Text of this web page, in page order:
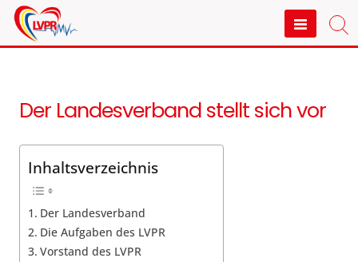
Skip
LVPR e.V. Mecklenburg-
Der Landesverband stellt sich vor
Inhaltsverzeichnis
Der Landesverband
Die Aufgaben des LVPR
Vorstand des LVPR